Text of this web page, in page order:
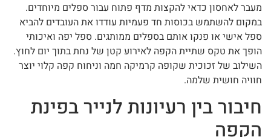
מעבר לאחסון כדאי להקצות מדף פתוח עבור ספלים מיוחדים.
במקום להשתמש בכוסות חד פעמיות עודדו את העובדים להביא
ספל אישי או פנקו אותם בספלים ממותגים. ספל יפה ואיכותי
הופך את טקס שתיית הקפה לאירוע קטן של נחת בתוך יום לחוץ.
השילוב של זכוכית שקופה קרמיקה חמה וניחוח קפה קלוי יוצר
חוויה חושית שלמה.
חיבור בין רעיונות לנייר בפינת
הקפה